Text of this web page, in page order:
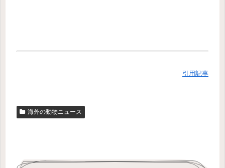
引用記事
海外の動物ニュース